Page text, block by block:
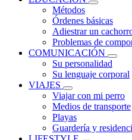
Métodos
Órdenes básicas
Adiestrar un
Problemas de
COMUNICACIÓN
Su personalidad
Su lenguaje corporal
VIAJES
Viajar con mi perro
Medios de transporte
Playas
Guardería y